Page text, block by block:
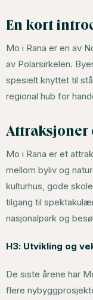
En kort
Mo i Rana er en av
av Polarsirkelen.
spesielt knyttet til
regional hub for
Mo i Rana er et
mellom byliv og
kulturhus, gode
tilgang til
nasjonalpark og
H3: Utvikling og
De siste årene har
flere